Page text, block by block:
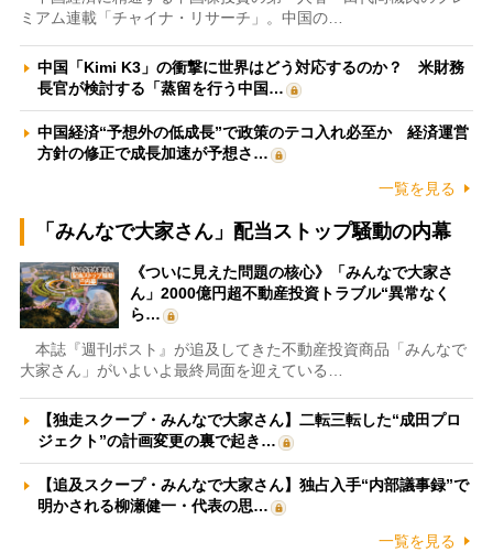
ミアム連載「チャイナ・リサーチ」。中国の…
中国「Kimi K3」の衝撃に世界はどう対応するのか？ 米財務
長官が検討する「蒸留を行う中国…
中国経済“予想外の低成長”で政策のテコ入れ必至か 経済運営
方針の修正で成長加速が予想さ…
一覧を見る
「みんなで大家さん」配当ストップ騒動の内幕
《ついに見えた問題の核心》「みんなで大家さ
ん」2000億円超不動産投資トラブル“異常なく
ら…
本誌『週刊ポスト』が追及してきた不動産投資商品「みんなで
大家さん」がいよいよ最終局面を迎えている…
【独走スクープ・みんなで大家さん】二転三転した“成田プロ
ジェクト”の計画変更の裏で起き…
【追及スクープ・みんなで大家さん】独占入手“内部議事録”で
明かされる柳瀬健一・代表の思…
一覧を見る